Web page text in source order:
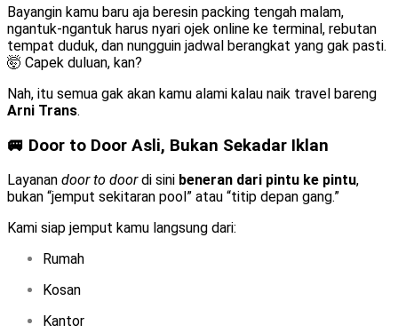
Bayangin kamu baru aja beresin packing tengah malam,
ngantuk-ngantuk harus nyari ojek online ke terminal, rebutan
tempat duduk, dan nungguin jadwal berangkat yang gak pasti.
🤯 Capek duluan, kan?
Nah, itu semua gak akan kamu alami kalau naik travel bareng
Arni Trans.
🚐 Door to Door Asli, Bukan Sekadar Iklan
Layanan door to doordi sini beneran dari pintu ke pintu,
bukan “jemput sekitaran pool” atau “titip depan gang.”
Kami siap jemput kamu langsung dari:
Rumah
Kosan
Kantor